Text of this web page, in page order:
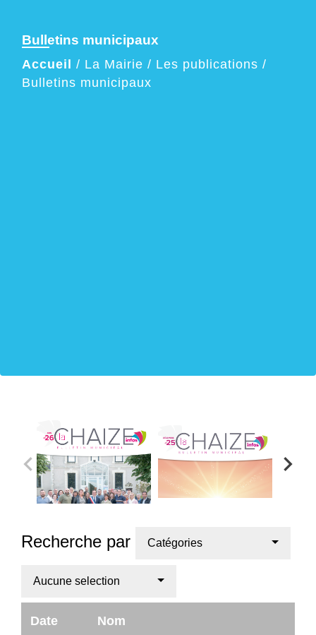
Bulletins municipaux
Accueil / La Mairie / Les publications /
Bulletins municipaux
Recherche par Catégories
Aucune selection
Date Nom